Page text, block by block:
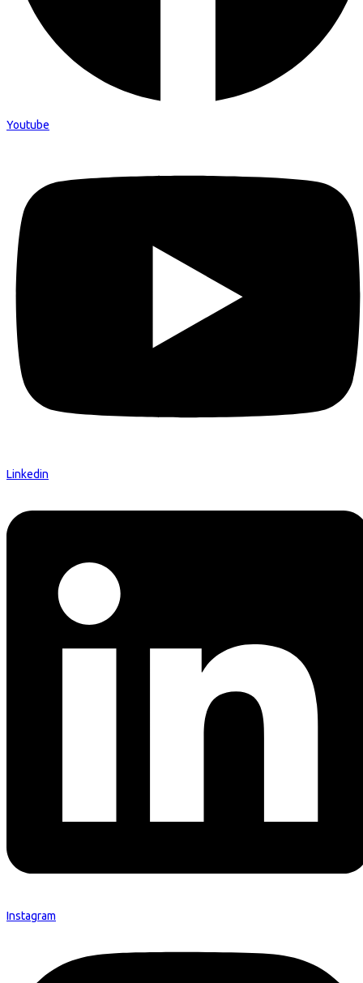
Youtube
Linkedin
Instagram